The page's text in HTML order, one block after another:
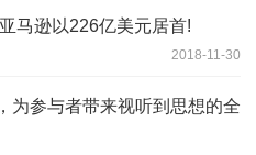
马逊以226亿美元居首!
2018-11-30
为参与者带来视听到思想的全